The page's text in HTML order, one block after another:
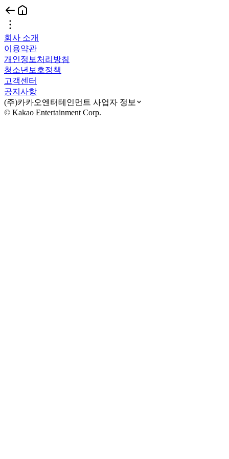
회사 소개
이용약관
개인정보처리방침
청소년보호정책
고객센터
공지사항
(주)카카오엔터테인먼트 사업자 정보
© Kakao Entertainment Corp.